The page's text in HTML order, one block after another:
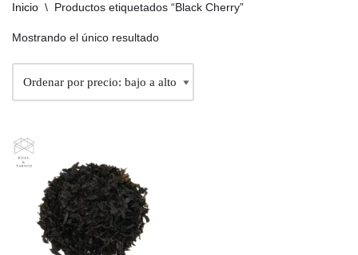
Inicio \ Productos etiquetados “Black Cherry”
Mostrando el único resultado